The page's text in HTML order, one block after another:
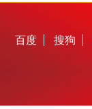
百度
搜狗